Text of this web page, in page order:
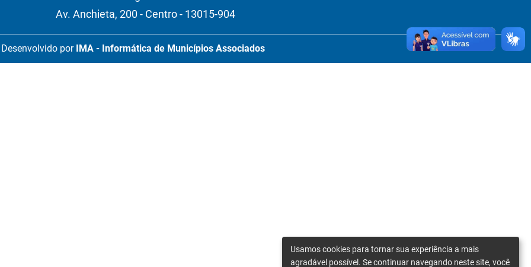
Av. Anchieta, 200 - Centro - 13015-904
Desenvolvido por IMA - Informática de Municípios Associados
Usamos cookies para tornar sua experiência a mais
agradável possível. Se continuar navegando neste site, você